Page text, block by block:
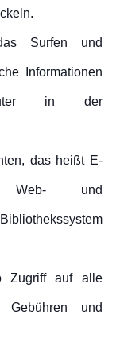
Surfen und
Informationen
in der
das heißt E-
Web- und
Zugriff auf alle
Gebühren und